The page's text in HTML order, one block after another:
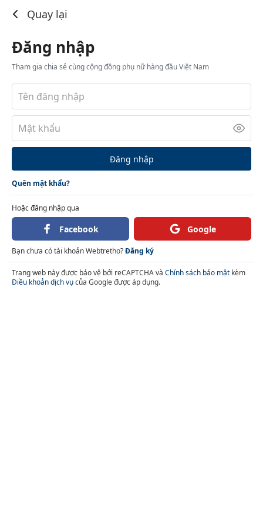
Quay lại
Đăng nhập
Tham gia chia sẻ cùng cộng đồng phụ nữ hàng đầu Việt Nam
Đăng nhập
Quên mật khẩu?
Hoặc đăng nhập qua
Facebook Google
Bạn chưa có tài khoản Webtretho?Đăng ký
Trang web này được bảo vệ bởi reCAPTCHA và Chính sách bảo mật kèm
Điều khoản dịch vụcủa Google được áp dụng.